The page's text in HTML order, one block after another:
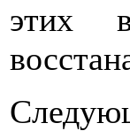
этих